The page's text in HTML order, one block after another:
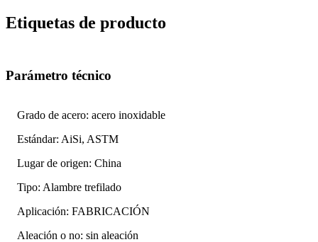
Etiquetas de producto
Parámetro técnico
Grado de acero: acero inoxidable
Estándar: AiSi, ASTM
Lugar de origen: China
Tipo: Alambre trefilado
Aplicación: FABRICACIÓN
Aleación o no: sin aleación